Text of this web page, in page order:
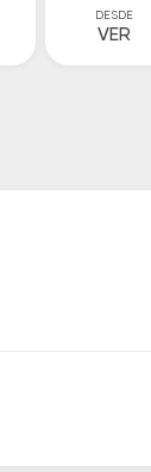
DESDE
VER